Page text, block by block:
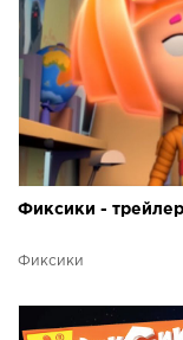
Фиксики -
Фиксики